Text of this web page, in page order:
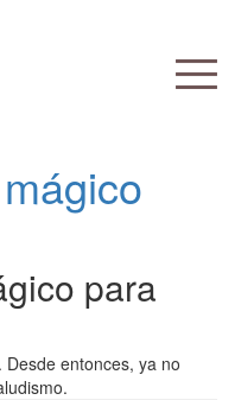
para
entonces, ya no